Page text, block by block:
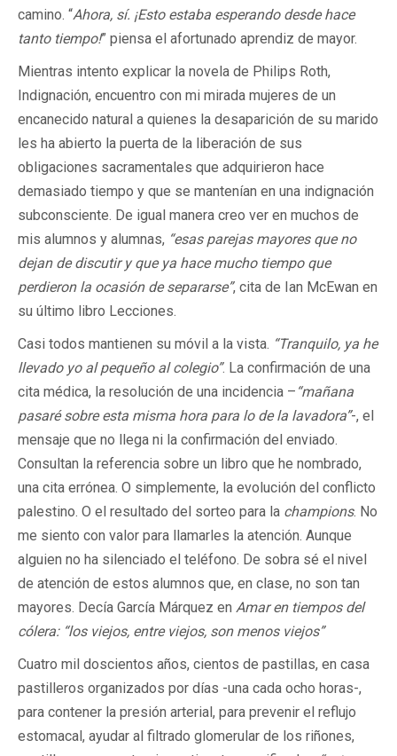
camino. “Ahora, sí. ¡Esto estaba esperando desde hace
tanto tiempo!” piensa el afortunado aprendiz de mayor.
Mientras intento explicar la novela de Philips Roth,
Indignación, encuentro con mi mirada mujeres de un
encanecido natural a quienes la desaparición de su marido
les ha abierto la puerta de la liberación de sus
obligaciones sacramentales que adquirieron hace
demasiado tiempo y que se mantenían en una indignación
subconsciente. De igual manera creo ver en muchos de
mis alumnos y alumnas, “esas parejas mayores que no
dejan de discutir y que ya hace mucho tiempo que
perdieron la ocasión de separarse”, cita de Ian McEwan en
su último libro Lecciones.
Casi todos mantienen su móvil a la vista. “Tranquilo, ya he
llevado yo al pequeño al colegio”. La confirmación de una
cita médica, la resolución de una incidencia – “mañana
pasaré sobre esta misma hora para lo de la lavadora”-, el
mensaje que no llega ni la confirmación del enviado.
Consultan la referencia sobre un libro que he nombrado,
una cita errónea. O simplemente, la evolución del conflicto
palestino. O el resultado del sorteo para la champions. No
me siento con valor para llamarles la atención. Aunque
alguien no ha silenciado el teléfono. De sobra sé el nivel
de atención de estos alumnos que, en clase, no son tan
mayores. Decía García Márquez en Amar en tiempos del
cólera: “los viejos, entre viejos, son menos viejos”
Cuatro mil doscientos años, cientos de pastillas, en casa
pastilleros organizados por días -una cada ocho horas-,
para contener la presión arterial, para prevenir el reflujo
estomacal, ayudar al filtrado glomerular de los riñones,